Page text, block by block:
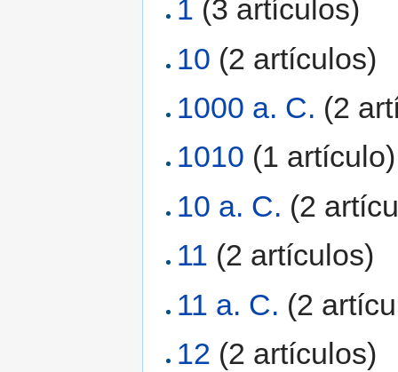
1 ‏‎ (3 artículos)
10 ‏‎ (2 artículos)
1000 a. C. (2
1010 ‏‎ (1 artículo)
10 a. C. (2
11 ‏‎ (2 artículos)
11 a. C. (2
12 ‏‎ (2 artículos)